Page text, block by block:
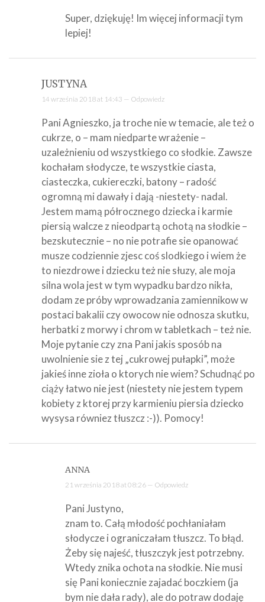
Super, dziękuję! Im więcej informacji tym
lepiej!
JUSTYNA
14 września 2018 at 14:43 — Odpowiedz
Pani Agnieszko, ja troche nie w temacie, ale też o
cukrze, o – mam niedparte wrażenie –
uzależnieniu od wszystkiego co słodkie. Zawsze
kochałam słodycze, te wszystkie ciasta,
ciasteczka, cukiereczki, batony – radość
ogromną mi dawały i dają -niestety- nadal.
Jestem mamą półrocznego dziecka i karmie
piersią walcze z nieodpartą ochotą na słodkie –
bezskutecznie – no nie potrafie sie opanować
musze codziennie zjesc coś slodkiego i wiem że
to niezdrowe i dziecku też nie słuzy, ale moja
silna wola jest w tym wypadku bardzo nikła,
dodam ze próby wprowadzania zamiennikow w
postaci bakalii czy owocow nie odnosza skutku,
herbatki z morwy i chrom w tabletkach – też nie.
Moje pytanie czy zna Pani jakis sposób na
uwolnienie sie z tej „cukrowej pułapki”, może
jakieś inne zioła o ktorych nie wiem? Schudnąć po
ciąży łatwo nie jest (niestety nie jestem typem
kobiety z ktorej przy karmieniu piersia dziecko
wysysa równiez tłuszcz :-)). Pomocy!
ANNA
21 września 2018 at 08:26 — Odpowiedz
Pani Justyno,
znam to. Całą młodość pochłaniałam
słodycze i ograniczałam tłuszcz. To błąd.
Żeby się najeść, tłuszczyk jest potrzebny.
Wtedy znika ochota na słodkie. Nie musi
się Pani koniecznie zajadać boczkiem (ja
bym nie dała rady), ale do potraw dodaję